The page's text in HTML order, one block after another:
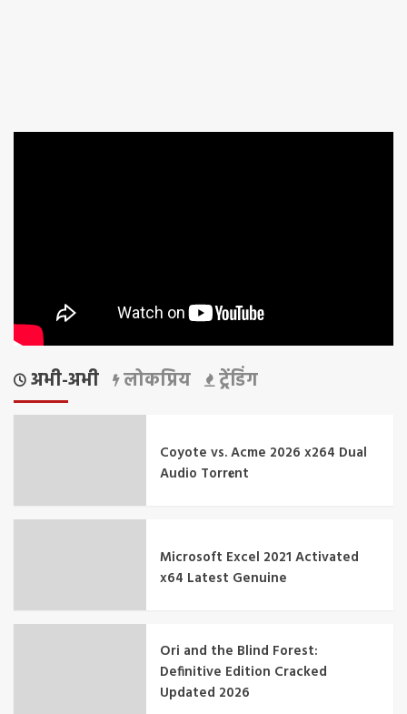
अभी-अभी लोकप्रिय ट्रेंडिंग
Coyote vs. Acme 2026 x264 Dual
Audio Torr𝐞nt
Microsoft Excel 2021 Activated
x64 Latest Genuine
Ori and the Blind Forest:
Definitive Edition Cracked
Updated 2026